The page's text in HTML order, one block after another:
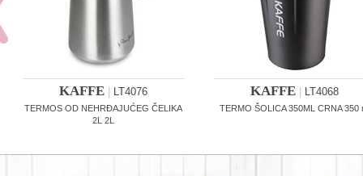
KAFFE LT4076
TERMOS OD NEHRĐAJUĆEG ČELIKA
2L 2L
KAFFE LT4068
TERMO ŠOLICA 350ML CRNA 350